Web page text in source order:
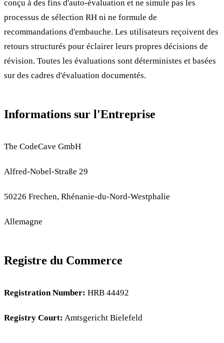
conçu à des fins d'auto-évaluation et ne simule pas les
processus de sélection RH ni ne formule de
recommandations d'embauche. Les utilisateurs reçoivent des
retours structurés pour éclairer leurs propres décisions de
révision. Toutes les évaluations sont déterministes et basées
sur des cadres d'évaluation documentés.
Informations sur l'Entreprise
The CodeCave GmbH
Alfred-Nobel-Straße 29
50226 Frechen, Rhénanie-du-Nord-Westphalie
Allemagne
Registre du Commerce
Registration Number: HRB 44492
Registry Court: Amtsgericht Bielefeld